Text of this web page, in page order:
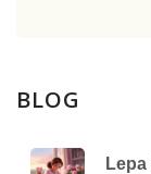
BLOG